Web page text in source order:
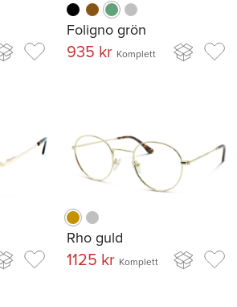
Foligno grön
935 kr Komplett
Rho guld
1125 kr Komplett